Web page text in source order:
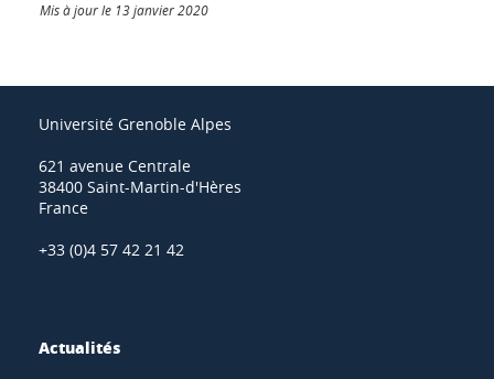
Mis à jour le 13 janvier 2020
Université Grenoble Alpes
621 avenue Centrale
38400 Saint-Martin-d'Hères
France
+33 (0)4 57 42 21 42
Actualités